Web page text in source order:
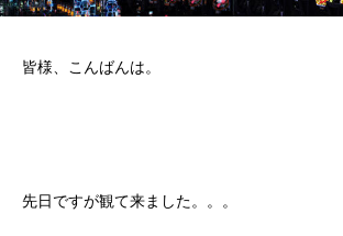
皆様、こんばんは。
先日ですが観て来ました。。。